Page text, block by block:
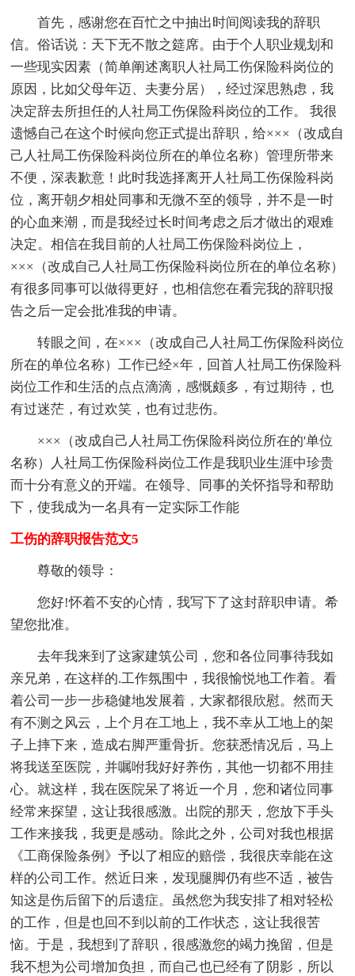
首先，感谢您在百忙之中抽出时间阅读我的辞职
信。俗话说：天下无不散之筵席。由于个人职业规划和
一些现实因素（简单阐述离职人社局工伤保险科岗位的
原因，比如父母年迈、夫妻分居），经过深思熟虑，我
决定辞去所担任的人社局工伤保险科岗位的工作。 我很
遗憾自己在这个时候向您正式提出辞职，给×××（改成自
己人社局工伤保险科岗位所在的单位名称）管理所带来
不便，深表歉意！此时我选择离开人社局工伤保险科岗
位，离开朝夕相处同事和无微不至的领导，并不是一时
的心血来潮，而是我经过长时间考虑之后才做出的艰难
决定。相信在我目前的人社局工伤保险科岗位上，
×××（改成自己人社局工伤保险科岗位所在的单位名称）
有很多同事可以做得更好，也相信您在看完我的辞职报
告之后一定会批准我的申请。
转眼之间，在×××（改成自己人社局工伤保险科岗位
所在的单位名称）工作已经×年，回首人社局工伤保险科
岗位工作和生活的点点滴滴，感慨颇多，有过期待，也
有过迷茫，有过欢笑，也有过悲伤。
×××（改成自己人社局工伤保险科岗位所在的'单位
名称）人社局工伤保险科岗位工作是我职业生涯中珍贵
而十分有意义的开端。在领导、同事的关怀指导和帮助
下，使我成为一名具有一定实际工作能
工伤的辞职报告范文5
尊敬的领导：
您好!怀着不安的心情，我写下了这封辞职申请。希
望您批准。
去年我来到了这家建筑公司，您和各位同事待我如
亲兄弟，在这样的.工作氛围中，我很愉悦地工作着。看
着公司一步一步稳健地发展着，大家都很欣慰。然而天
有不测之风云，上个月在工地上，我不幸从工地上的架
子上摔下来，造成右脚严重骨折。您获悉情况后，马上
将我送至医院，并嘱咐我好好养伤，其他一切都不用挂
心。就这样，我在医院呆了将近一个月，您和诸位同事
经常来探望，这让我很感激。出院的那天，您放下手头
工作来接我，我更是感动。除此之外，公司对我也根据
《工商保险条例》予以了相应的赔偿，我很庆幸能在这
样的公司工作。然近日来，发现腿脚仍有些不适，被告
知这是伤后留下的后遗症。虽然您为我安排了相对轻松
的工作，但是也回不到以前的工作状态，这让我很苦
恼。于是，我想到了辞职，很感激您的竭力挽留，但是
我不想为公司增加负担，而自己也已经有了阴影，所以